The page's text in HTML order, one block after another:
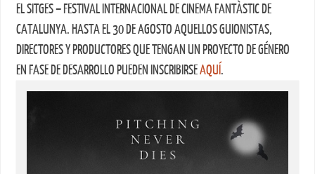
EL SITGES – FESTIVAL INTERNACIONAL DE CINEMA FANTÀSTIC DE
CATALUNYA. HASTA EL 30 DE AGOSTO AQUELLOS GUIONISTAS,
DIRECTORES Y PRODUCTORES QUE TENGAN UN PROYECTO DE GÉNERO
EN FASE DE DESARROLLO PUEDEN INSCRIBIRSEAQUÍ .